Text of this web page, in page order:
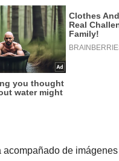
acompañado de